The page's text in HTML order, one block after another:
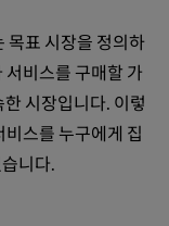
목표 시장을 정의하
비스를 구매할 가
시장입니다. 이렇
스를 누구에게 집
니다.